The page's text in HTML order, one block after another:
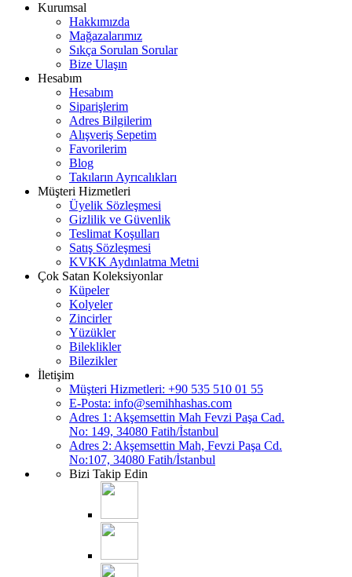
Kurumsal
Hakkımızda
Mağazalarımız
Sıkça Sorulan Sorular
Bize Ulaşın
Hesabım
Hesabım
Siparişlerim
Adres Bilgilerim
Alışveriş Sepetim
Favorilerim
Blog
Takıların Ayrıcalıkları
Müşteri Hizmetleri
Üyelik Sözleşmesi
Gizlilik ve Güvenlik
Teslimat Koşulları
Satış Sözleşmesi
KVKK Aydınlatma Metni
Çok Satan Koleksiyonlar
Küpeler
Kolyeler
Zincirler
Yüzükler
Bileklikler
Bilezikler
İletişim
Müşteri Hizmetleri: +90 535 510 01 55
E-Posta: info@semihhashas.com
Adres 1: Akşemsettin Mah Fevzi Paşa Cad.
No: 149, 34080 Fatih/İstanbul
Adres 2: Akşemsettin Mah, Fevzi Paşa Cd.
No:107, 34080 Fatih/İstanbul
Bizi Takip Edin